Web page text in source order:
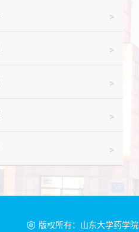
版权所有：山东大学药学院